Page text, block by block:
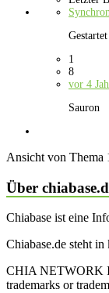
1
8
vor 4
Sauron
Ansicht von Thema
Über
Chiabase ist eine
Chiabase.de steht
CHIA NETWORK
trademarks or